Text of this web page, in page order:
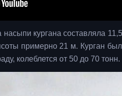
кургана составляла
примерно 21 м. Курган
колеблется от 50 до 70 тонн.